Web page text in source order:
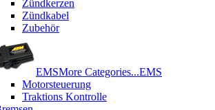
Zündkerzen
Zündkabel
Zubehör
EMSMore Categories...EMS
Motorsteuerung
Traktions Kontrolle